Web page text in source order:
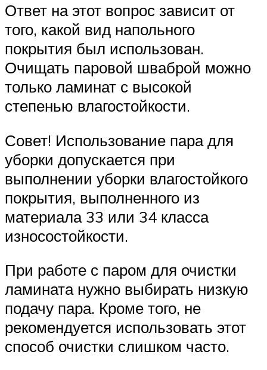
Ответ на этот вопрос зависит от
того, какой вид напольного
покрытия был использован.
Очищать паровой шваброй можно
только ламинат с высокой
степенью влагостойкости.
Совет! Использование пара для
уборки допускается при
выполнении уборки влагостойкого
покрытия, выполненного из
материала 33 или 34 класса
износостойкости.
При работе с паром для очистки
ламината нужно выбирать низкую
подачу пара. Кроме того, не
рекомендуется использовать этот
способ очистки слишком часто.